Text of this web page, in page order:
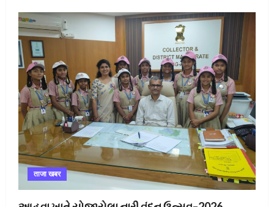
ताजा खबर